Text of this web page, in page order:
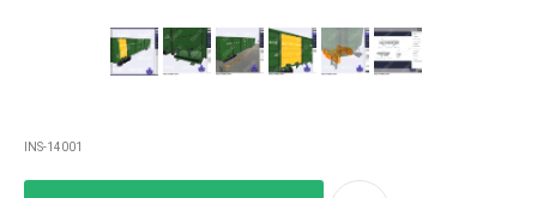
INS-14001